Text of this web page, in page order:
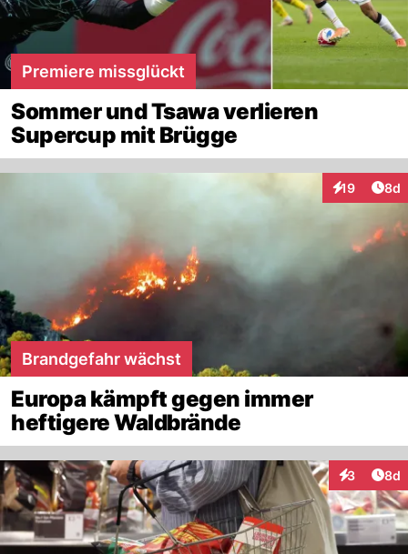
Premiere missglückt
Sommer und Tsawa verlieren
Supercup mit Brügge
19
Interaktionen
8d
Brandgefahr wächst
Europa kämpft gegen immer
heftigere Waldbrände
3 8d